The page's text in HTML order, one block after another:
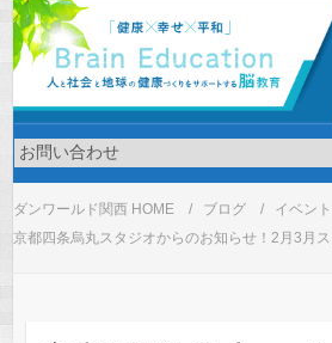
ダンワールド関西 HOME ブログ
イベント
京都四条烏丸スタジオからのお知らせ！2月3月